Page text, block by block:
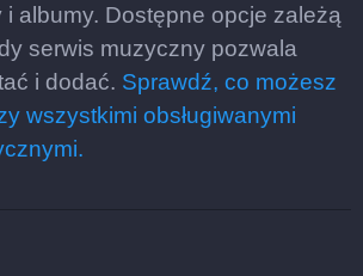
i albumy. Dostępne opcje zależą
serwis muzyczny pozwala
i dodać. Sprawdź, co możesz
wszystkimi obsługiwanymi